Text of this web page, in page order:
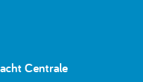
Centrale